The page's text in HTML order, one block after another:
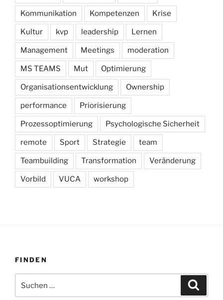
Kommunikation Kompetenzen Krise
Kultur kvp leadership Lernen
Management Meetings moderation
MS TEAMS Mut Optimierung
Organisationsentwicklung Ownership
performance Priorisierung
Prozessoptimierung Psychologische Sicherheit
remote Sport Strategie team
Teambuilding Transformation Veränderung
Vorbild VUCA workshop
FINDEN
nach: